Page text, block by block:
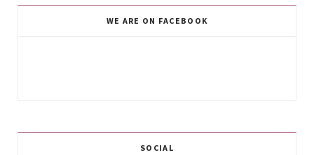
WE ARE ON FACEBOOK
SOCIAL